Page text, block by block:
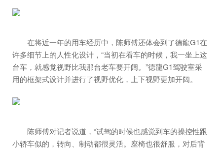
在将近一年的用车经历中，陈师傅还体会到了德龍G1在
许多细节上的人性化设计，“当初在看车的时候，我一坐上这
台车，就感觉视野比我那台老车要开阔。”德龍G1驾驶室采
用的框架式设计并进行了视野优化，上下视野更加开阔。
陈师傅对记者说道，“试驾的时候也感觉到车的操控性跟
小轿车似的，转向、制动都很灵活。座椅也很舒服，对后背